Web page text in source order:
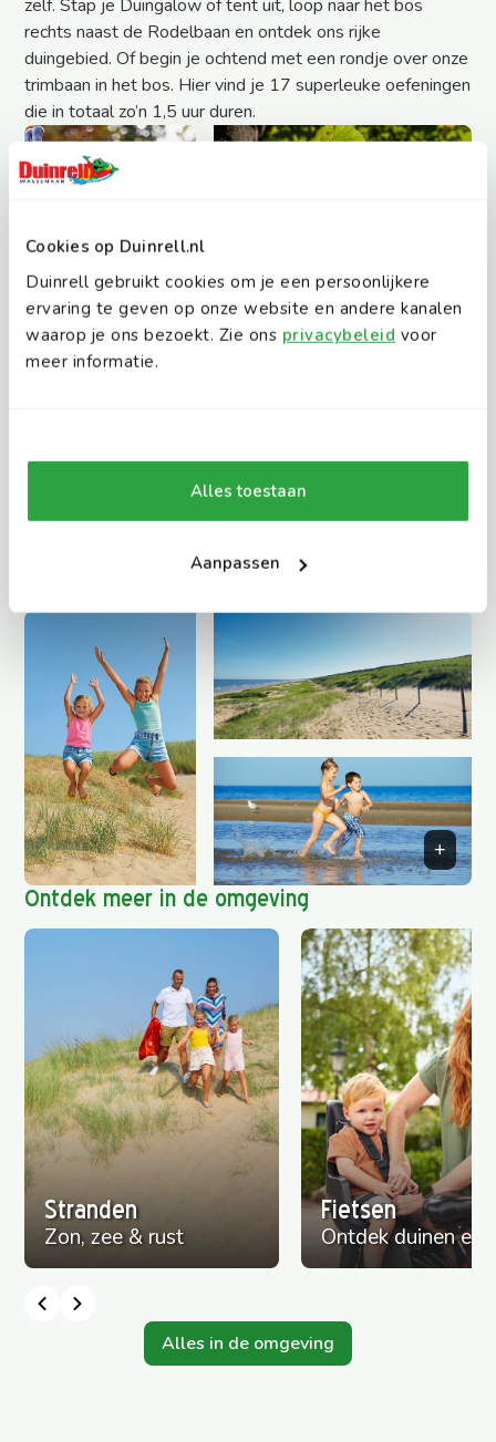
Cookies op Duinrell.nl
Duinrell gebruikt cookies om je een persoonlijkere
ervaring te geven op onze website en andere kanalen
waarop je ons bezoekt. Zie ons privacybeleid voor
meer informatie.
Alles toestaan
Aanpassen
zelf. Stap je Duingalow of tent uit, loop naar het bos
rechts naast de Rodelbaan en ontdek ons rijke
duingebied. Of begin je ochtend met een rondje over onze
trimbaan in het bos. Hier vind je 17 superleuke oefeningen
die in totaal zo’n 1,5 uur duren.
Geef je kind een emmer en een schep op het strand en
wedden dat er in een mum van tijd een zandkasteel wordt
Ontdek meer in de omgeving
Stranden
Zon, zee & rust
Fietsen
Ontdek duinen en
Alles in de omgeving